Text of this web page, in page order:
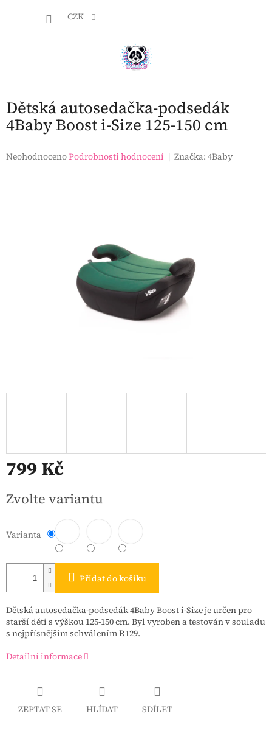
CZK
Dětská autosedačka-podsedák
4Baby Boost i-Size 125-150 cm
Průměrné
NeohodnocenoPodrobnosti hodnocení Značka:4Baby
799 Kč
cena:
Zvolte variantu
Varianta
Přidat do košíku
Dětská autosedačka-podsedák 4Baby Boost i-Sizeje určen pro
starší děti s výškou 125-150 cm. Byl vyroben a testován v souladu
s nejpřísnějším schválením R129.
Detailní informace
ZEPTAT SE HLÍDAT SDÍLET